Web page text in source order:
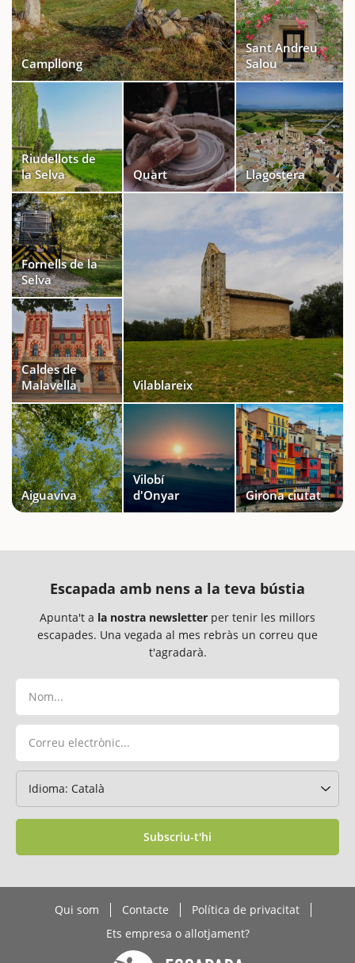
Campllong
Sant Andreu
Salou
Riudellots de
la Selva
Quart Llagostera
Fornells de la
Selva
Caldes de
Malavella
Vilablareix
Aiguaviva
Vilobí
d'Onyar
Girona ciutat
Escapada amb nens a la teva bústia
Apunta't a la nostra newsletter per tenir les millors
escapades. Una vegada al mes rebràs un correu que
t'agradarà.
Subscriu-t'hi
Qui som Contacte
Política de privacitat
Ets empresa o allotjament?